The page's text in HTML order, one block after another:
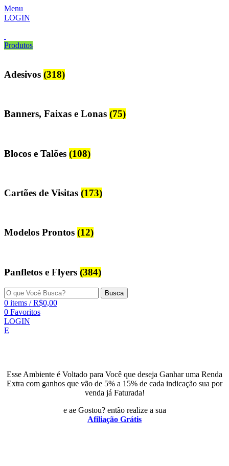
Menu
LOGIN
Produtos
Adesivos (318)
Banners, Faixas e Lonas (75)
Blocos e Talões (108)
Cartões de Visitas (173)
Modelos Prontos (12)
Panfletos e Flyers (384)
Busca
0 items / R$0,00
0 Favoritos
LOGIN
E
Esse Ambiente é Voltado para Você que deseja Ganhar uma Renda
Extra com ganhos que vão de 5% a 15% de cada indicação sua por
venda já Faturada!
e ae Gostou? então realize a sua
Afiliação Grátis